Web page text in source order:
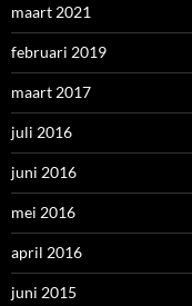
maart 2021
februari 2019
maart 2017
juli 2016
juni 2016
mei 2016
april 2016
juni 2015